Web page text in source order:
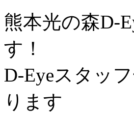
熊本光の森D-
す！
D-Eyeスタッ
ります